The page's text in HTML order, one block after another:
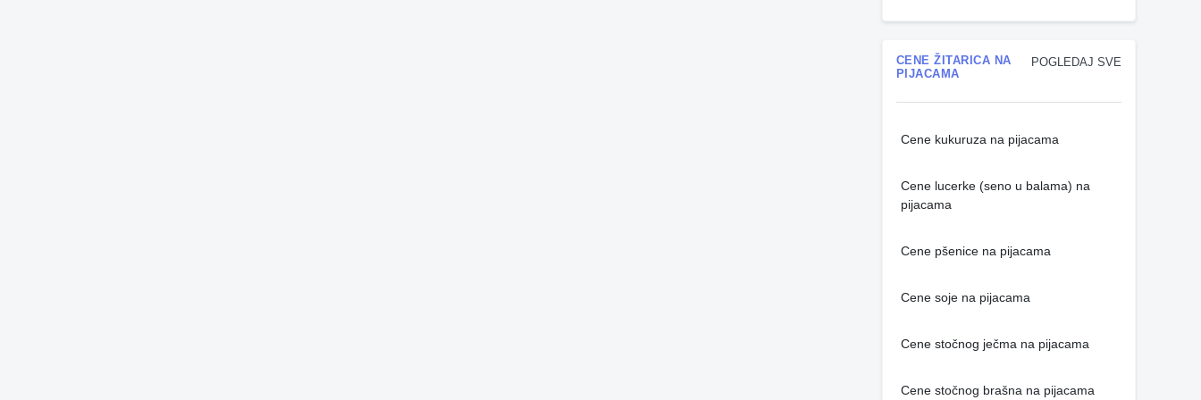
POGLEDAJ SVE
CENE ŽITARICA NA
PIJACAMA
Cene kukuruza na pijacama
Cene lucerke (seno u balama) na
pijacama
Cene pšenice na pijacama
Cene soje na pijacama
Cene stočnog ječma na pijacama
Cene stočnog brašna na pijacama